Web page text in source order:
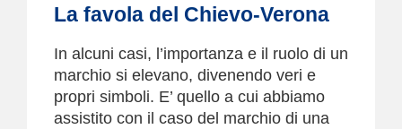
La favola del Chievo-Verona
In alcuni casi, l’importanza e il ruolo di un
marchio si elevano, divenendo veri e
propri simboli. E’ quello a cui abbiamo
assistito con il caso del marchio di una